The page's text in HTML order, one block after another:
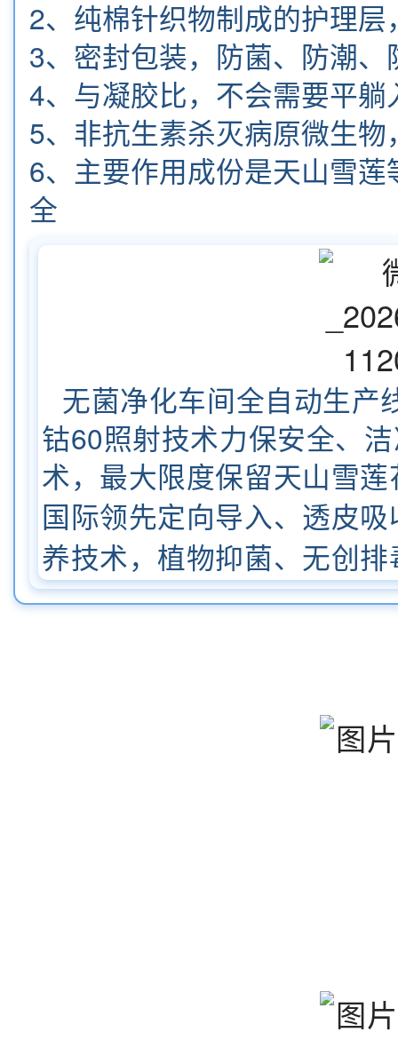
2、纯棉针织物制成的护理层
3、密封包装，防菌、防潮
4、与凝胶比，不会需要平
5、非抗生素杀灭病原微生
6、主要作用成份是天山雪
全
无菌净化车间全自动生产
钴60照射技术力保安全、
术，最大限度保留天山雪
国际领先定向导入、透皮
养技术，植物抑菌、无创